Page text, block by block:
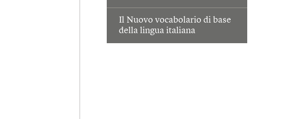
Il Nuovo vocabolario di base
della lingua italiana